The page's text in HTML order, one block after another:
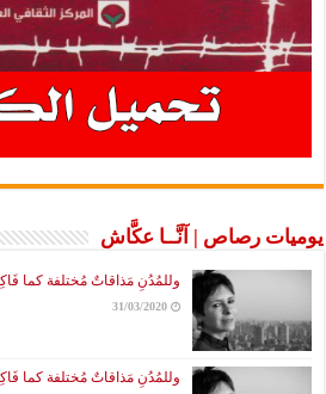
يوميات رصاص | آنَّــا عكَّاش
وللمُدُنِ مَذاقاتٌ مُختلفة كما
31/03/2020
وللمُدُنِ مَذاقاتٌ مُختلفة كما